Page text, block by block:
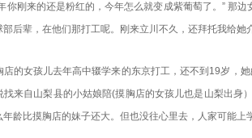
你刚来的还是粉红的，今年怎么就变成紫葡萄了。” 那
后辈，在他们那打工呢。刚来立川不久，还拜托我给她
店的女孩儿去年高中辍学来的东京打工，还不到19岁，
找来自山梨县的小姑娘陪(摸胸店的女孩儿也是山梨出
龄比摸胸店的妹子还大。但也没往心里去，人家可能